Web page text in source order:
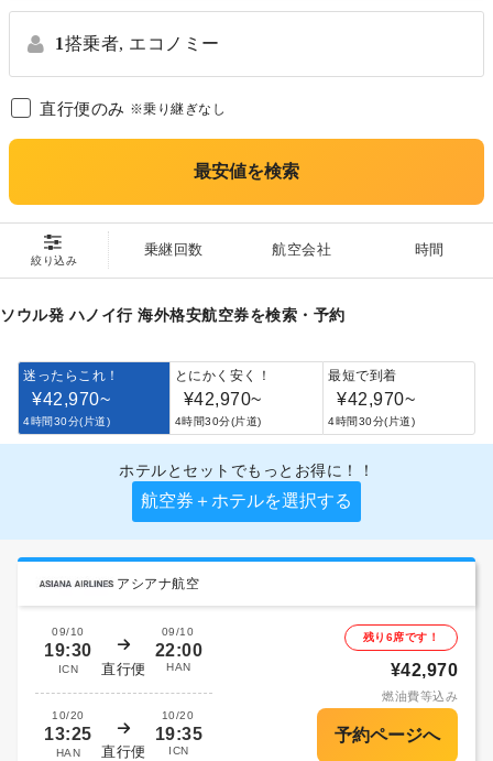
1搭乗者, エコノミー
直行便のみ ※乗り継ぎなし
最安値を検索
絞り込み
乗継回数 航空会社 時間
ソウル発 ハノイ行 海外格安航空券を検索・予約
迷ったらこれ！
¥42,970~
4時間30分(片道)
とにかく安く！
¥42,970~
4時間30分(片道)
最短で到着
¥42,970~
4時間30分(片道)
ホテルとセットでもっとお得に！！
航空券＋ホテルを選択する
アシアナ航空
09/10
19:30
ICN 直行便
09/10
22:00
HAN
10/20
13:25
HAN 直行便
10/20
19:35
ICN
残り6席です！
¥42,970
燃油費等込み